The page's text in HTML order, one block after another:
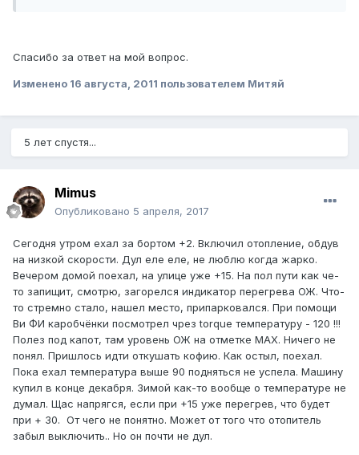
Спасибо за ответ на мой вопрос.
Изменено 16 августа, 2011 пользователем Митяй
5 лет спустя...
Mimus
Опубликовано 5 апреля, 2017
Сегодня утром ехал за бортом +2. Включил отопление, обдув
на низкой скорости. Дул еле еле, не люблю когда жарко.
Вечером домой поехал, на улице уже +15. На пол пути как че-
то запищит, смотрю, загорелся индикатор перегрева ОЖ. Что-
то стремно стало, нашел место, припарковался. При помощи
Ви ФИ каробчёнки посмотрел чрез torque температуру - 120 !!!
Полез под капот, там уровень ОЖ на отметке MAX. Ничего не
понял. Пришлось идти откушать кофию. Как остыл, поехал.
Пока ехал температура выше 90 подняться не успела. Машину
купил в конце декабря. Зимой как-то вообще о температуре не
думал. Щас напрягся, если при +15 уже перегрев, что будет
при + 30. От чего не понятно. Может от того что отопитель
забыл выключить.. Но он почти не дул.